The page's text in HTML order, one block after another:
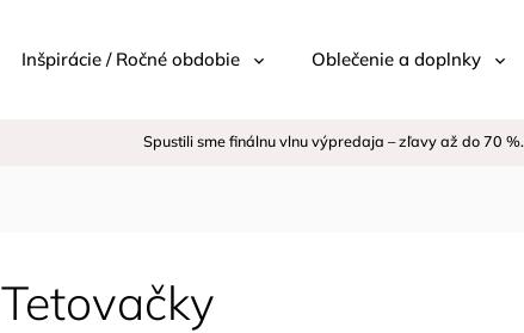
Inšpirácie / Ročné obdobie Oblečenie a doplnky
Spustili sme finálnu vlnu výpredaja – zľavy až do 70 %.
Tetovačky